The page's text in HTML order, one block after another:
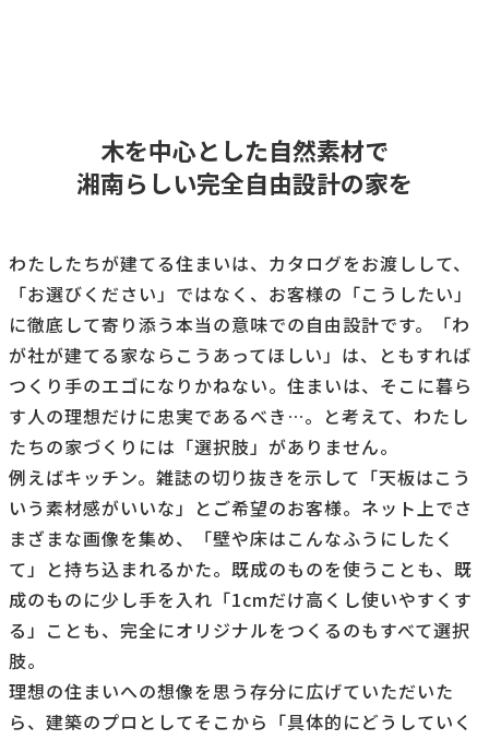
木を中心とした自然素材で
湘南らしい完全自由設計の家を
わたしたちが建てる住まいは、カタログをお渡しして、
「お選びください」ではなく、お客様の「こうしたい」
に徹底して寄り添う本当の意味での自由設計です。「わ
が社が建てる家ならこうあってほしい」は、ともすれば
つくり手のエゴになりかねない。住まいは、そこに暮ら
す人の理想だけに忠実であるべき…。と考えて、わたし
たちの家づくりには「選択肢」がありません。
例えばキッチン。雑誌の切り抜きを示して「天板はこう
いう素材感がいいな」とご希望のお客様。ネット上でさ
まざまな画像を集め、「壁や床はこんなふうにしたく
て」と持ち込まれるかた。既成のものを使うことも、既
成のものに少し手を入れ「1cmだけ高くし使いやすくす
る」ことも、完全にオリジナルをつくるのもすべて選択
肢。
理想の住まいへの想像を思う存分に広げていただいた
ら、建築のプロとしてそこから「具体的にどうしていく